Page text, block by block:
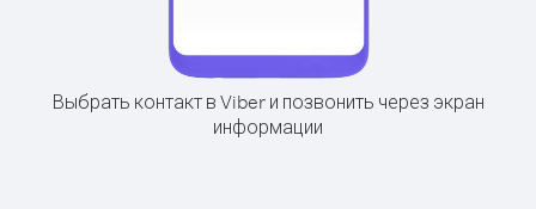
Выбрать контакт в Viber и позвонить через экран
информации